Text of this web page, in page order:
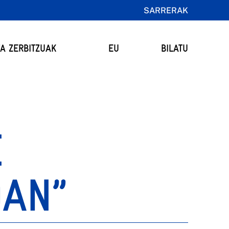
SARRERAK
ZERBITZUAK
EU BILATU